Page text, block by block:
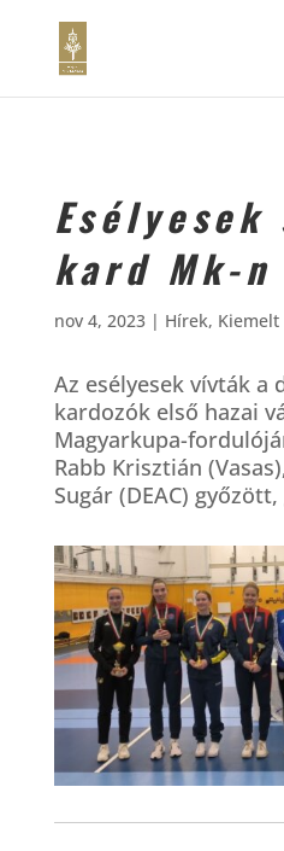
kard Mk-n
nov 4, 2023| Hírek,
Az esélyesek vívták a
kardozók első hazai
Magyarkupa-
Rabb Krisztián
Sugár (DEAC)